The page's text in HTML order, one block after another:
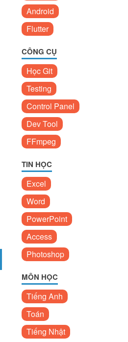
Android
Flutter
CÔNG CỤ
Học Git
Testing
Control Panel
Dev Tool
FFmpeg
TIN HỌC
Excel
Word
PowerPoint
Access
Photoshop
MÔN HỌC
Tiếng Anh
Toán
Tiếng Nhật